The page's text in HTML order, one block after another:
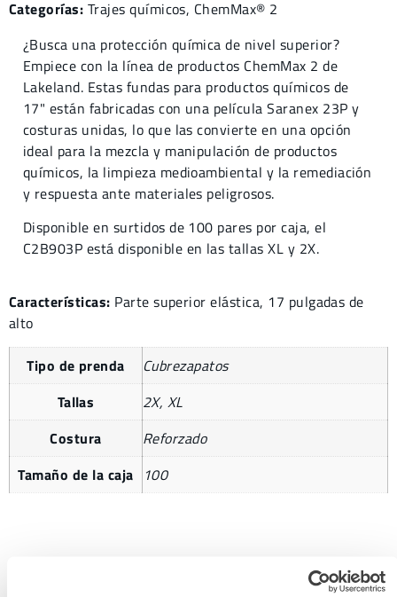
Categorías: Trajes químicos, ChemMax® 2
¿Busca una protección química de nivel superior?
Empiece con la línea de productos ChemMax 2 de
Lakeland. Estas fundas para productos químicos de
17" están fabricadas con una película Saranex 23P y
costuras unidas, lo que las convierte en una opción
ideal para la mezcla y manipulación de productos
químicos, la limpieza medioambiental y la remediación
y respuesta ante materiales peligrosos.
Disponible en surtidos de 100 pares por caja, el
C2B903P está disponible en las tallas XL y 2X.
Características: Parte superior elástica, 17 pulgadas de
alto
Tipo de prenda
Cubrezapatos
Tallas
2X, XL
Costura
Reforzado
Tamaño de la caja
100